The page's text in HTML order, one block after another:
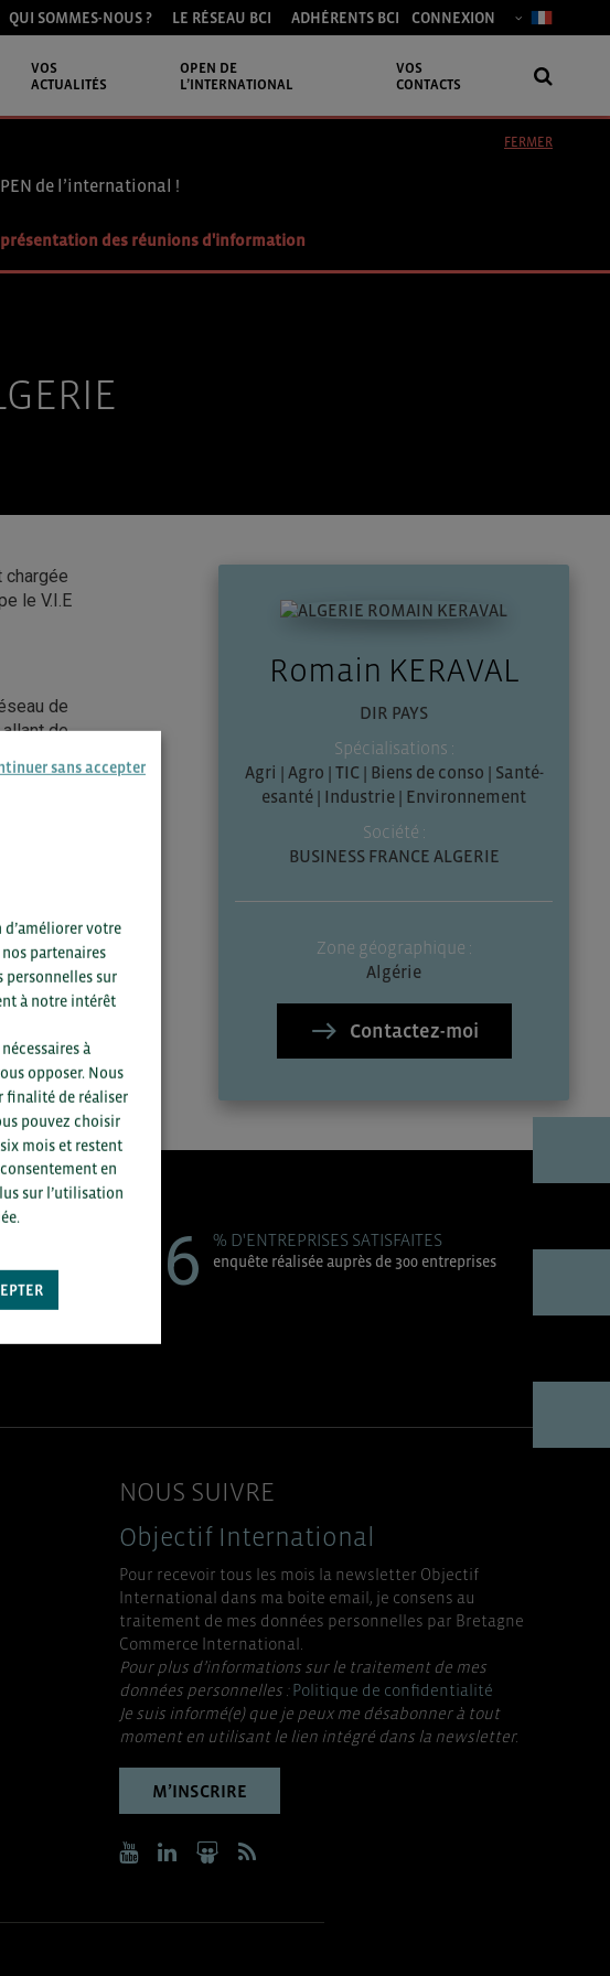
QUI SOMMES-NOUS ? LE RÉSEAU BCI ADHÉRENTS BCI CONNEXION
VOS
ACTUALITÉS
OPEN DE
L’INTERNATIONAL
VOS
CONTACTS
de l’international !
des réunions d'information
FERMER
chargée
le V.I.E
de
de
Romain KERAVAL
DIR PAYS
Spécialisations :
Agri | Agro | TIC | Biens de conso | Santé-
esanté | Industrie | Environnement
Société :
BUSINESS FRANCE ALGERIE
Zone géographique :
Algérie
Contactez-moi
96 % D'ENTREPRISES SATISFAITES
enquête réalisée auprès de 300 entreprises
NOUS SUIVRE
Objectif International
Pour recevoir tous les mois la newsletter Objectif
International dans ma boite email, je consens au
traitement de mes données personnelles par Bretagne
Commerce International.
Pour plus d’informations sur le traitement de mes
données personnelles :Politique de confidentialité
Je suis informé(e) que je peux me désabonner à tout
moment en utilisant le lien intégré dans la newsletter.
M’INSCRIRE
sans accepter
votre
partenaires
personnelles sur
à notre intérêt
à
opposer. Nous
finalité de réaliser
pouvez choisir
mois et restent
en
sur l’utilisation